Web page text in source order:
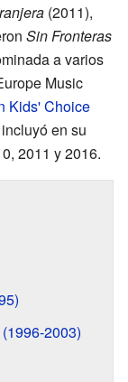
(2011),
Sin Fronteras
a varios
Music
Kids' Choice
en su
2011 y 2016.
2003)